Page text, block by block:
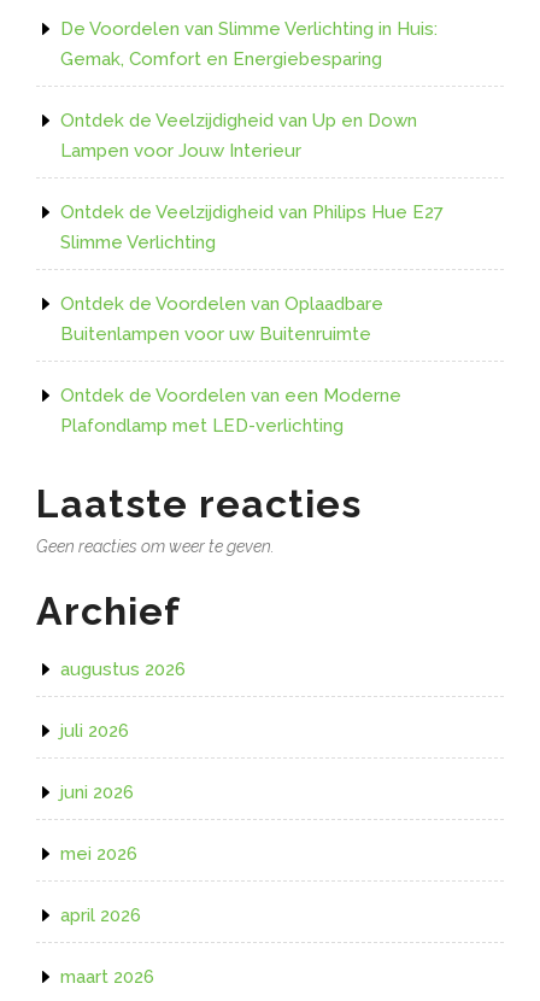
De Voordelen van Slimme Verlichting in Huis:
Gemak, Comfort en Energiebesparing
Ontdek de Veelzijdigheid van Up en Down
Lampen voor Jouw Interieur
Ontdek de Veelzijdigheid van Philips Hue E27
Slimme Verlichting
Ontdek de Voordelen van Oplaadbare
Buitenlampen voor uw Buitenruimte
Ontdek de Voordelen van een Moderne
Plafondlamp met LED-verlichting
Laatste reacties
Geen reacties om weer te geven.
Archief
augustus 2026
juli 2026
juni 2026
mei 2026
april 2026
maart 2026